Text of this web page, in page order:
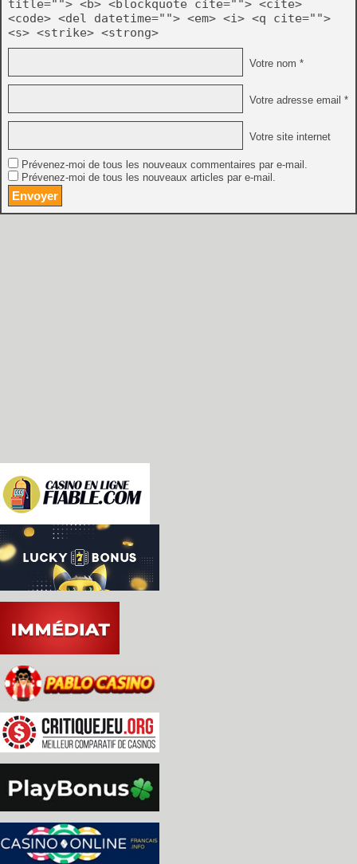
title=""> <b> <blockquote cite=""> <cite>
<code> <del datetime=""> <em> <i> <q cite="">
<s> <strike> <strong>
Votre nom *
Votre adresse email *
Votre site internet
Prévenez-moi de tous les nouveaux commentaires par e-mail.
Prévenez-moi de tous les nouveaux articles par e-mail.